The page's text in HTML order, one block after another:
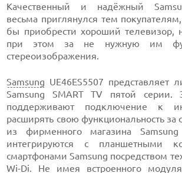
Качественный и надёжный
весьма приглянулся тем
бы приобрести хороший телевизор,
при этом за не нужную им
стереоизображения.
Samsung UE46ES5507 представляет
Samsung SMART TV пятой серии.
поддерживают подключение к
расширять свою функциональность за
из фирменного магазина
интегрируются с планшетными
смартфонами Samsung посредством
Wi-Di. Не имея встроенного